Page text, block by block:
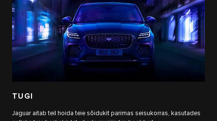
TUGI
Jaguar aitab teil hoida teie sõidukit parimas seisukorras, kasutades